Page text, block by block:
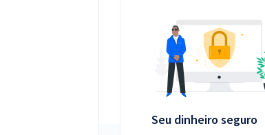
Seu dinheiro seguro